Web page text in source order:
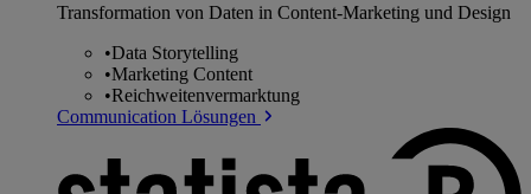
Transformation von Daten in Content-Marketing und Design
•Data Storytelling
•Marketing Content
•Reichweitenvermarktung
Communication Lösungen